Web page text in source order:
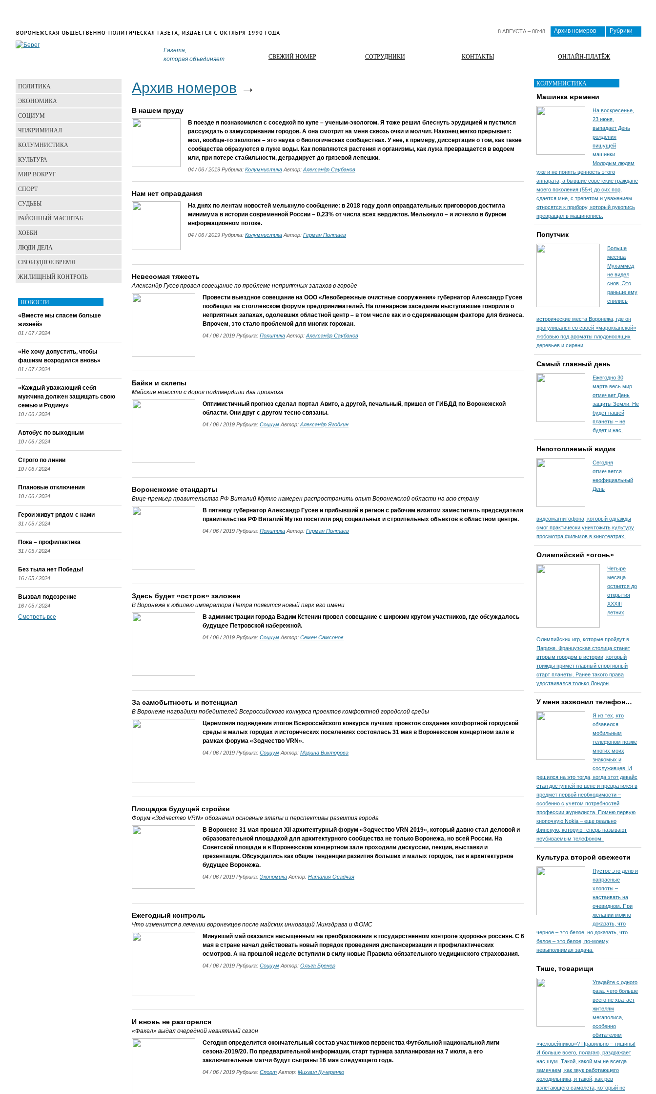
8 АВГУСТА – 08:48 Архив номеров Рубрики
Газета,
которая объединяет
СВЕЖИЙ НОМЕР СОТРУДНИКИ КОНТАКТЫ ОНЛАЙН-ПЛАТЁЖ
Архив номеров →
В нашем пруду
В поезде я познакомился с соседкой по купе – ученым-экологом. Я тоже решил блеснуть эрудицией и пустился
рассуждать о замусоривании городов. А она смотрит на меня сквозь очки и молчит. Наконец мягко прерывает:
мол, вообще-то экология – это наука о биологических сообществах. У нее, к примеру, диссертация о том, как такие
сообщества образуются в луже воды. Как появляются растения и организмы, как лужа превращается в водоем
или, при потере стабильности, деградирует до грязевой лепешки.
04 / 06 / 2019 Рубрика: Колумнистика Автор: Александр Саубанов
Нам нет оправдания
На днях по лентам новостей мелькнуло сообщение: в 2018 году доля оправдательных приговоров достигла
минимума в истории современной России – 0,23% от числа всех вердиктов. Мельк­нуло – и исчезло в бурном
информационном потоке.
04 / 06 / 2019 Рубрика: Колумнистика Автор: Герман Полтаев
Невесомая тяжесть
Александр Гусев провел совещание по проблеме неприятных запахов в городе
Провести выездное совещание на ООО «Левобережные очистные сооружения» губернатор Александр Гусев
пообещал на столлевском форуме предпринимателей. На пленарном заседании выступавшие говорили о
неприятных запахах, одолевших областной центр – в том числе как и о сдерживающем факторе для бизнеса.
Впрочем, это стало проблемой для многих горожан.
04 / 06 / 2019 Рубрика: Политика Автор: Александр Саубанов
Байки и склепы
Майские новости с дорог подтвердили два прогноза
Оптимистичный прогноз сделал портал Авито, а другой, печальный, пришел от ГИБДД по Воронежской
области. Они друг с другом тесно связаны.
04 / 06 / 2019 Рубрика: Социум Автор: Александр Ягодкин
Воронежские стандарты
Вице-премьер правительства РФ Виталий Мутко намерен распространить опыт Воронежской области на всю страну
В пятницу губернатор Александр Гусев и прибывший в регион с рабочим визитом заместитель председателя
правительства РФ Виталий Мутко посетили ряд социальных и строительных объектов в областном центре.
04 / 06 / 2019 Рубрика: Политика Автор: Герман Полтаев
Здесь будет «остров» заложен
В Воронеже к юбилею императора Петра появится новый парк его имени
В администрации города Вадим Кстенин провел совещание с широким кругом участников, где обсуждалось
будущее Петровской набережной.
04 / 06 / 2019 Рубрика: Социум Автор: Семен Самсонов
За самобытность и потенциал
В Воронеже наградили победителей Всероссийского конкурса проектов комфортной городской среды
Церемония подведения итогов Всероссийского конкурса лучших проектов создания комфортной городской
среды в малых городах и исторических поселениях состоялась 31 мая в Воронежском концертном зале в
рамках форума «Зодчество VRN».
04 / 06 / 2019 Рубрика: Социум Автор: Марина Викторова
Площадка будущей стройки
Форум «Зодчество VRN» обозначил основные этапы и перспективы развития города
В Воронеже 31 мая прошел XII архитектурный форум «Зодчество VRN 2019», который давно стал деловой и
образовательной площадкой для архитектурного сообщества не только Воронежа, но всей России. На
Советской площади и в Воронежском концертном зале проходили дискуссии, лекции, выставки и
презентации. Обсуждались как общие тенденции развития больших и малых городов, так и архитектурное
будущее Воронежа.
04 / 06 / 2019 Рубрика: Экономика Автор: Наталия Осадчая
Ежегодный контроль
Что изменится в лечении воронежцев после майских инноваций Минздрава и ФОМС
Минувший май оказался насыщенным на преобразования в государственном контроле здоровья россиян. С 6
мая в стране начал действовать новый порядок проведения диспансеризации и профилактических
осмотров. А на прошлой неделе вступили в силу новые Правила обязательного медицинского страхования.
04 / 06 / 2019 Рубрика: Социум Автор: Ольга Бренер
И вновь не разгорелся
«Факел» выдал очередной невнятный сезон
Сегодня определится окончательный состав участников первенства Футбольной национальной лиги
сезона-2019/20. По предварительной информации, старт турнира запланирован на 7 июля, а его
заключительные матчи будут сыграны 16 мая следующего года.
04 / 06 / 2019 Рубрика: Спорт Автор: Михаил Кучеренко
ПОЛИТИКА
ЭКОНОМИКА
СОЦИУМ
ЧП/КРИМИНАЛ
КОЛУМНИСТИКА
КУЛЬТУРА
МИР ВОКРУГ
СПОРТ
СУДЬБЫ
РАЙОННЫЙ МАСШТАБ
ХОББИ
ЛЮДИ ДЕЛА
СВОБОДНОЕ ВРЕМЯ
ЖИЛИЩНЫЙ КОНТРОЛЬ
НОВОСТИ
«Вместе мы спасем больше
жизней»
01 / 07 / 2024
«Не хочу допустить, чтобы
фашизм возродился вновь»
01 / 07 / 2024
«Каждый уважающий себя
мужчина должен защищать свою
семью и Родину»
10 / 06 / 2024
Автобус по выходным
10 / 06 / 2024
Строго по линии
10 / 06 / 2024
Плановые отключения
10 / 06 / 2024
Герои живут рядом с нами
31 / 05 / 2024
Пока – профилактика
31 / 05 / 2024
Без тыла нет Победы!
16 / 05 / 2024
Вызвал подозрение
16 / 05 / 2024
Смотреть все
КОЛУМНИСТИКА
Машинка времени
На воскресенье,
23 июня,
выпадает День
рождения
пишущей
машинки.
Молодым людям
уже и не понять ценность этого
аппарата, а бывшие советские граждане
моего поколения (55+) до сих пор,
сдается мне, с трепетом и уважением
относятся к прибору, который рукопись
превращал в машинопись.
Попутчик
Больше
месяца
Мухаммед
не видел
снов. Это
раньше ему
снились
исторические места Воронежа, где он
прогуливался со своей «марокканской»
любовью под ароматы плодоносящих
деревьев и сирени.
Самый главный день
Ежегодно 30
марта весь мир
отмечает День
защиты Земли. Не
будет нашей
планеты – не
будет и нас.
Непотопляемый видик
Сегодня
отмечается
неофициальный
День
видеомагнитофона, который однажды
смог практически уничтожить культуру
просмотра фильмов в кинотеатрах.
Олимпийский «огонь»
Четыре
месяца
остается до
открытия
XXXIII
летних
Олимпийских игр, которые пройдут в
Париже. Французская столица станет
вторым городом в истории, который
трижды примет главный спортивный
старт планеты. Ранее такого права
удостаивался только Лондон.
У меня зазвонил телефон…
Я из тех, кто
обзавелся
мобильным
телефоном позже
многих моих
знакомых и
сослуживцев. И
решился на это тогда, когда этот девайс
стал доступней по цене и превратился в
предмет первой необходимости –
особенно с учетом потребностей
профессии журналиста. Помню первую
кнопочную Nokia – еще реально
финскую, которую теперь называют
неубиваемым телефоном.
Культура второй свежести
Пустое это дело и
напрасные
хлопоты –
настаивать на
очевидном. При
желании можно
доказать, что
черное – это белое, но доказать, что
белое – это белое, по-моему,
невыполнимая задача.
Тише, товарищи
Угадайте с одного
раза, чего больше
всего не хватает
жителям
мегаполиса,
особенно
обитателям
«человейников»? Правильно – тишины!
И больше всего, полагаю, раздражает
нас шум. Такой, какой мы не всегда
замечаем, как звук работающего
холодильника, и такой, как рев
взлетающего самолета, который не